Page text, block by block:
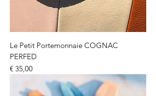
Le Petit Portemonnaie COGNAC
PERFED
Prijs
€ 35,00